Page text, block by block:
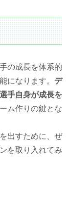
の成長を体系的
になります。 デ
選手自身が成長を
ム作りの鍵とな
出すために、ぜ
を取り入れてみ